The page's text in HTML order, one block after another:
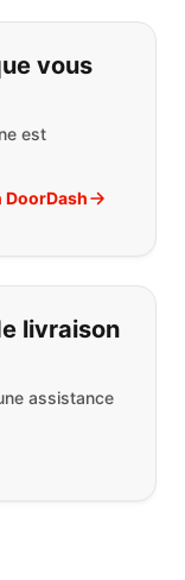
que vous
vous
est
DoorDash
livraison
assistance